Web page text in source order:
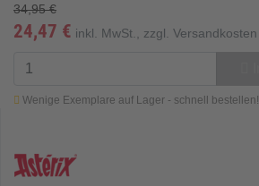
34,95 €
24,47 € inkl. MwSt., zzgl. Versandkosten
Wenige Exemplare auf Lager - schnell bestellen!